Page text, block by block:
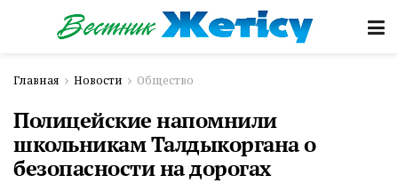
Главная Новости Общество
Полицейские напомнили
школьникам Талдыкоргана о
безопасности на дорогах